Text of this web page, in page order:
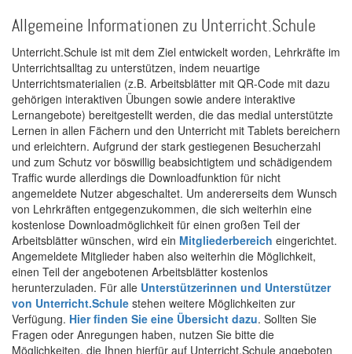
Allgemeine Informationen zu Unterricht.Schule
Unterricht.Schule ist mit dem Ziel entwickelt worden, Lehrkräfte im
Unterrichtsalltag zu unterstützen, indem neuartige
Unterrichtsmaterialien (z.B. Arbeitsblätter mit QR-Code mit dazu
gehörigen interaktiven Übungen sowie andere interaktive
Lernangebote) bereitgestellt werden, die das medial unterstützte
Lernen in allen Fächern und den Unterricht mit Tablets bereichern
und erleichtern. Aufgrund der stark gestiegenen Besucherzahl
und zum Schutz vor böswillig beabsichtigtem und schädigendem
Traffic wurde allerdings die Downloadfunktion für nicht
angemeldete Nutzer abgeschaltet. Um andererseits dem Wunsch
von Lehrkräften entgegenzukommen, die sich weiterhin eine
kostenlose Downloadmöglichkeit für einen großen Teil der
Arbeitsblätter wünschen, wird ein Mitgliederbereich eingerichtet.
Angemeldete Mitglieder haben also weiterhin die Möglichkeit,
einen Teil der angebotenen Arbeitsblätter kostenlos
herunterzuladen. Für alle Unterstützerinnen und Unterstützer
von Unterricht.Schule stehen weitere Möglichkeiten zur
Verfügung. Hier finden Sie eine Übersicht dazu. Sollten Sie
Fragen oder Anregungen haben, nutzen Sie bitte die
Möglichkeiten, die Ihnen hierfür auf Unterricht.Schule angeboten